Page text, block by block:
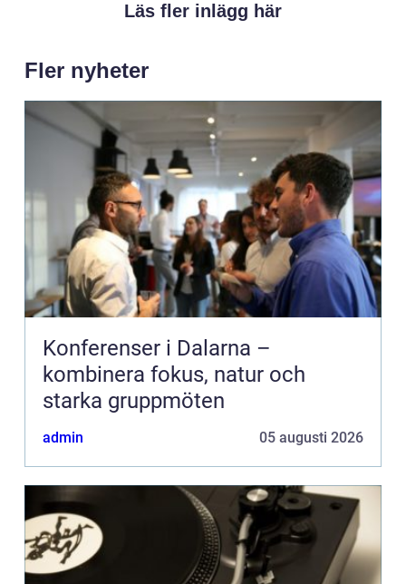
Läs fler inlägg här
Fler nyheter
Konferenser i Dalarna –
kombinera fokus, natur och
starka gruppmöten
admin 05 augusti 2026